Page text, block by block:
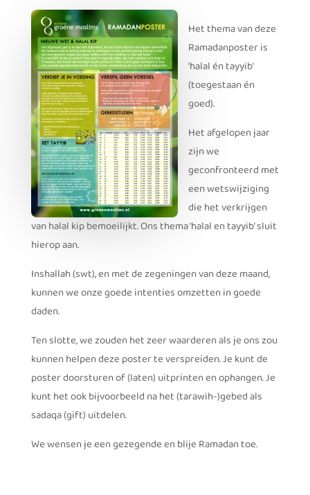
Het thema van deze
Ramadanposter is
‘halal én tayyib’
(toegestaan én
goed).
Het afgelopen jaar
zijn we
geconfronteerd met
een wetswijziging
die het verkrijgen
van halal kip bemoeilijkt. Ons thema ‘halal en tayyib’ sluit
hierop aan.
Inshallah (swt), en met de zegeningen van deze maand,
kunnen we onze goede intenties omzetten in goede
daden.
Ten slotte, we zouden het zeer waarderen als je ons zou
kunnen helpen deze poster te verspreiden. Je kunt de
poster doorsturen of (laten) uitprinten en ophangen. Je
kunt het ook bijvoorbeeld na het (tarawih-)gebed als
sadaqa (gift) uitdelen.
We wensen je een gezegende en blije Ramadan toe.